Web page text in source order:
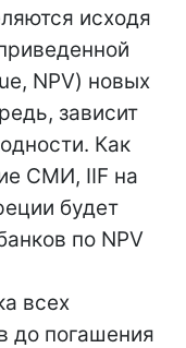
исходя
NPV) новых
зависит
Как
СМИ, IIF на
будет
по NPV
всех
до погашения